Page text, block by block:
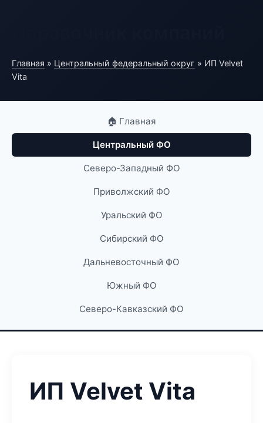
Главная » Центральный федеральный округ » ИП Velvet
Vita
🏠 Главная
Центральный ФО
Северо-Западный ФО
Приволжский ФО
Уральский ФО
Сибирский ФО
Дальневосточный ФО
Южный ФО
Северо-Кавказский ФО
ИП Velvet Vita